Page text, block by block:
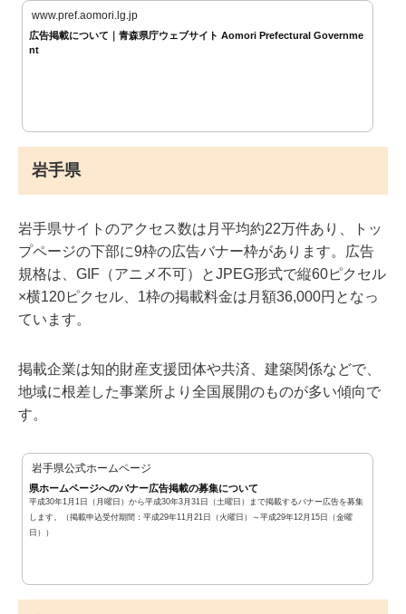
www.pref.aomori.lg.jp
広告掲載について｜青森県庁ウェブサイト Aomori Prefectural Governme
nt
岩手県
岩手県サイトのアクセス数は月平均約22万件あり、トッ
プページの下部に9枠の広告バナー枠があります。広告
規格は、GIF（アニメ不可）とJPEG形式で縦60ピクセル
×横120ピクセル、1枠の掲載料金は月額36,000円となっ
ています。
掲載企業は知的財産支援団体や共済、建築関係などで、
地域に根差した事業所より全国展開のものが多い傾向で
す。
岩手県公式ホームページ
県ホームページへのバナー広告掲載の募集について
平成30年1月1日（月曜日）から平成30年3月31日（土曜日）まで掲載するバナー広告を募集
します。（掲載申込受付期間：平成29年11月21日（火曜日）～平成29年12月15日（金曜
日））